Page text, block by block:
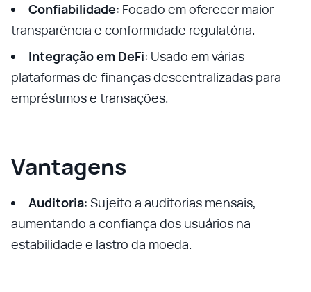
Confiabilidade: Focado em oferecer maior
transparência e conformidade regulatória.
Integração em DeFi: Usado em várias
plataformas de finanças descentralizadas para
empréstimos e transações.
Vantagens
Auditoria: Sujeito a auditorias mensais,
aumentando a confiança dos usuários na
estabilidade e lastro da moeda.